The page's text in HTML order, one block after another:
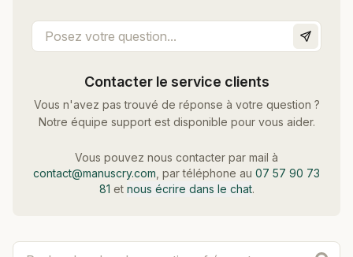
Contacter le service clients
Vous n'avez pas trouvé de réponse à votre question ?
Notre équipe support est disponible pour vous aider.
Vous pouvez nous contacter par mail à
contact@manuscry.com , par téléphone au 07 57 90 73
81 et nous écrire dans le chat.